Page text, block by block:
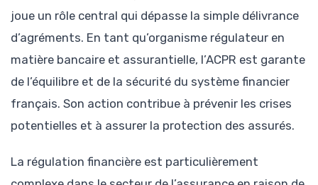
joue un rôle central qui dépasse la simple délivrance
d’agréments. En tant qu’organisme régulateur en
matière bancaire et assurantielle, l’ACPR est garante
de l’équilibre et de la sécurité du système financier
français. Son action contribue à prévenir les crises
potentielles et à assurer la protection des assurés.
La régulation financière est particulièrement